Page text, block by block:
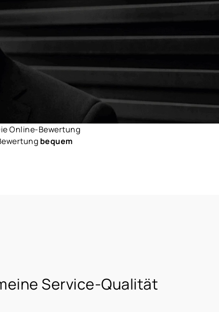
Online-Bewertung
bequem
Service-Qualität